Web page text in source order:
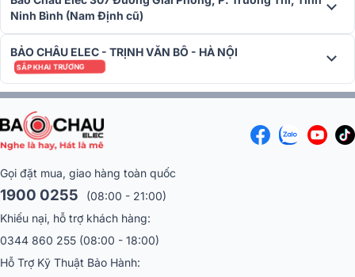
Ninh Bình (Nam Định cũ)
BẢO CHÂU ELEC - TRỊNH VĂN BÔ - HÀ NỘI
SẮP KHAI TRƯƠNG
Gọi đặt mua, giao hàng toàn quốc
1900 0255
(08:00 - 21:00)
Khiếu nại, hỗ trợ khách hàng:
0344 860 255 (08:00 - 18:00)
Hỗ Trợ Kỹ Thuật Bảo Hành: